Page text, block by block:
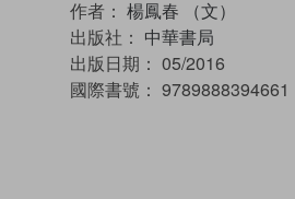
作者： 楊鳳春 （文）
出版社： 中華書局
出版日期： 05/2016
國際書號： 9789888394661